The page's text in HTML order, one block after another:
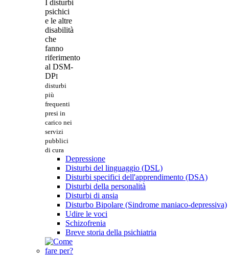
I disturbi
psichici
e le altre
disabilità
che
fanno
riferimento
al DSM-
DPI
disturbi
più
frequenti
presi in
carico nei
servizi
pubblici
di cura
Depressione
Disturbi del linguaggio (DSL)
Disturbi specifici dell'apprendimento (DSA)
Disturbi della personalità
Disturbi di ansia
Disturbo Bipolare (Sindrome maniaco-depressiva)
Udire le voci
Schizofrenia
Breve storia della psichiatria